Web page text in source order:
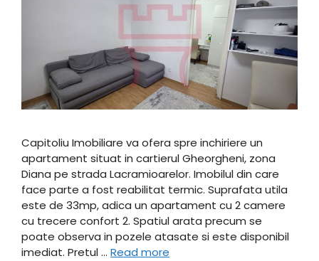
Capitoliu Imobiliare va ofera spre inchiriere un
apartament situat in cartierul Gheorgheni, zona
Diana pe strada Lacramioarelor. Imobilul din care
face parte a fost reabilitat termic. Suprafata utila
este de 33mp, adica un apartament cu 2 camere
cu trecere confort 2. Spatiul arata precum se
poate observa in pozele atasate si este disponibil
imediat. Pretul … Read more